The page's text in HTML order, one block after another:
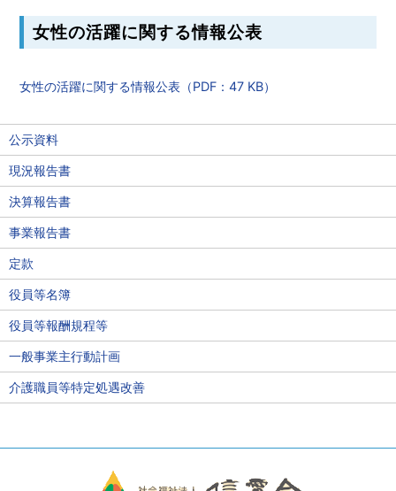
女性の活躍に関する情報公表
女性の活躍に関する情報公表（PDF：47 KB）
公示資料
現況報告書
決算報告書
事業報告書
定款
役員等名簿
役員等報酬規程等
一般事業主行動計画
介護職員等特定処遇改善